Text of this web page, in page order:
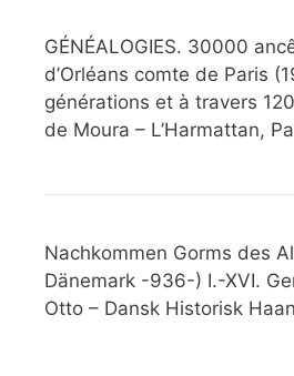
GÉNÉALOGIES. 30000
d’Orléans comte de Paris
générations et à travers
de Moura – L’Harmattan,
Nachkommen Gorms des
Dänemark -936-) I.-XVI.
Otto – Dansk Historisk